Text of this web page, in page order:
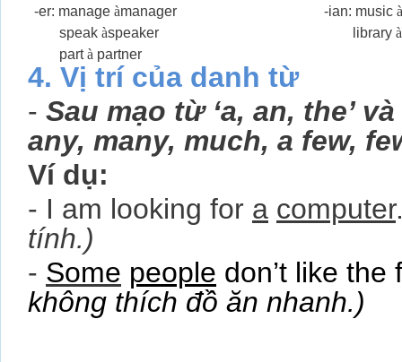
-er: manageàmanager
speakàspeaker
partà partner
-ian: music
libraryà
4. Vị trí của danh từ
- Sau mạo từ ‘a, an, the’
any, many, much, a few,
Ví dụ:
- I am looking for a computer
tính.)
- Some people don’t like
không thích đồ ăn nhanh.)